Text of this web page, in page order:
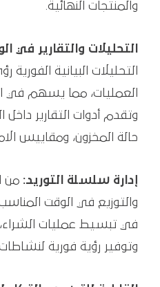
والمنتجات النهائية.
التحليلات والتقارير في
التحليلات البيانية
العمليات، مما يسهم في
وتقدم أدوات التقارير
حالة المخزون، ومقاييس
إدارة سلسلة التوريد: من
في تبسيط عمليات الشراء،
وتوفير رؤية فورية